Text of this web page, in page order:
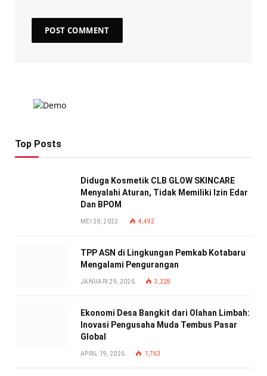
Top Posts
Diduga Kosmetik CLB GLOW SKINCARE
Menyalahi Aturan, Tidak Memiliki Izin Edar
Dan BPOM
MEI 28, 2022 4,492
TPP ASN di Lingkungan Pemkab Kotabaru
Mengalami Pengurangan
JANUARI 29, 2026 3,228
Ekonomi Desa Bangkit dari Olahan Limbah:
Inovasi Pengusaha Muda Tembus Pasar
Global
APRIL 19, 2026 1,763